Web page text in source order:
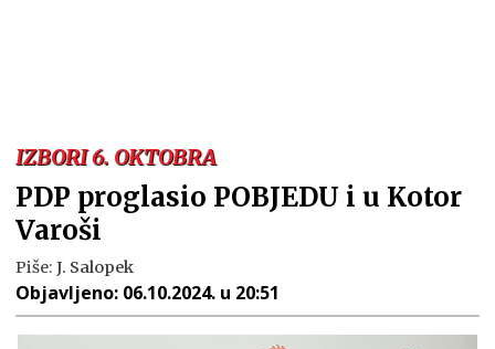
IZBORI 6. OKTOBRA
PDP proglasio POBJEDU i u Kotor
Varoši
Piše: J. Salopek
Objavljeno: 06.10.2024. u 20:51